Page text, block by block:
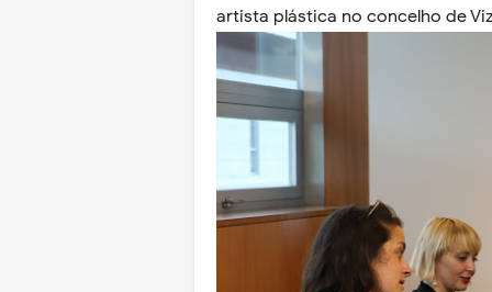
artista plástica no concelho de